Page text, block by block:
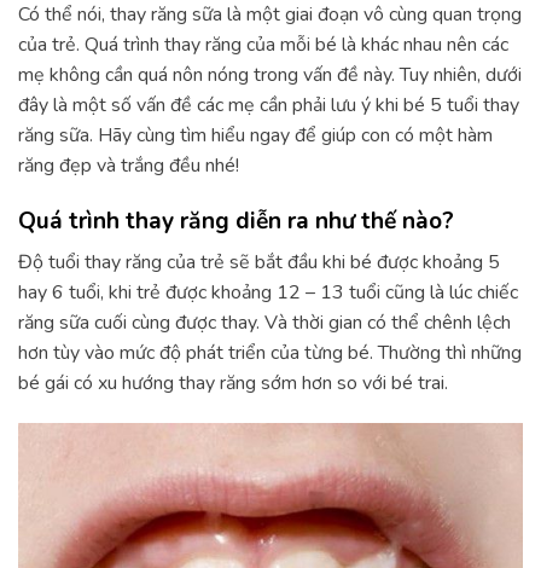
Có thể nói, thay răng sữa là một giai đoạn vô cùng quan trọng
của trẻ. Quá trình thay răng của mỗi bé là khác nhau nên các
mẹ không cần quá nôn nóng trong vấn đề này. Tuy nhiên, dưới
đây là một số vấn đề các mẹ cần phải lưu ý khi bé 5 tuổi thay
răng sữa. Hãy cùng tìm hiểu ngay để giúp con có một hàm
răng đẹp và trắng đều nhé!
Quá trình thay răng diễn ra như thế nào?
Độ tuổi thay răng của trẻ sẽ bắt đầu khi bé được khoảng 5
hay 6 tuổi, khi trẻ được khoảng 12 – 13 tuổi cũng là lúc chiếc
răng sữa cuối cùng được thay. Và thời gian có thể chênh lệch
hơn tùy vào mức độ phát triển của từng bé. Thường thì những
bé gái có xu hướng thay răng sớm hơn so với bé trai.